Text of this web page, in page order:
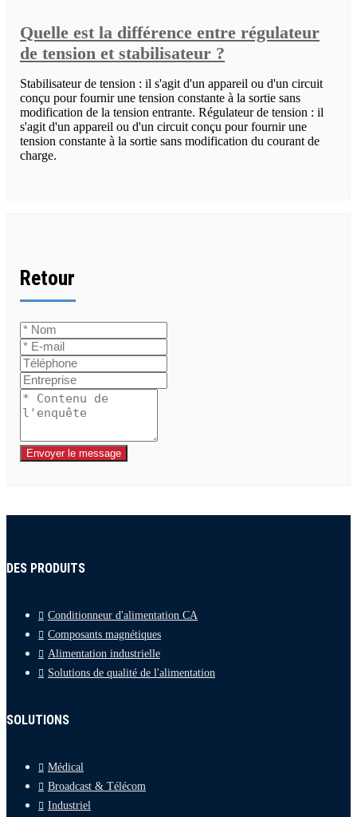
Quelle est la différence entre régulateur
de tension et stabilisateur ?
Stabilisateur de tension : il s'agit d'un appareil ou d'un circuit
conçu pour fournir une tension constante à la sortie sans
modification de la tension entrante. Régulateur de tension : il
s'agit d'un appareil ou d'un circuit conçu pour fournir une
tension constante à la sortie sans modification du courant de
charge.
Retour
Envoyer le message
DES PRODUITS
Conditionneur d'alimentation CA
Composants magnétiques
Alimentation industrielle
Solutions de qualité de l'alimentation
SOLUTIONS
Médical
Broadcast & Télécom
Industriel